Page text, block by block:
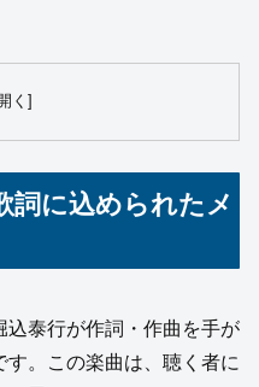
詞に込められたメ
込泰行が作詞・作曲を手が
。この楽曲は、聴く者に